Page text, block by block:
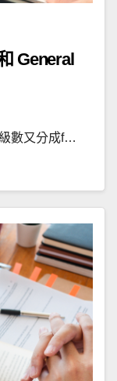
General
數又分成f…